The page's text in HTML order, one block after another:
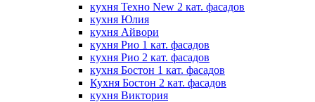
кухня Техно New 2 кат. фасадов
кухня Юлия
кухня Айвори
кухня Рио 1 кат. фасадов
кухня Рио 2 кат. фасадов
кухня Бостон 1 кат. фасадов
Кухня Бостон 2 кат. фасадов
кухня Виктория